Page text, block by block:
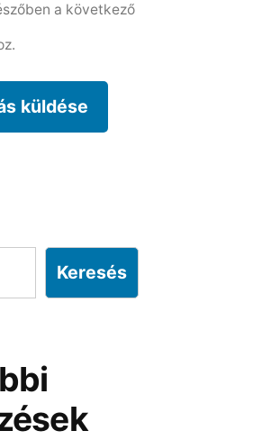
a következő
Keresés